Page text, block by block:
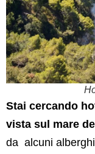
Stai cercando
vista sul mare
da alcuni